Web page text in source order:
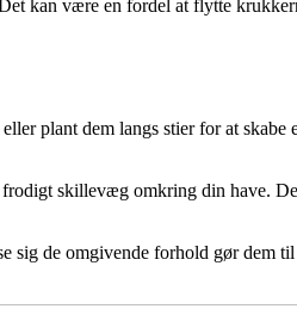
kan være en fordel at flytte
plant dem langs stier for at
frodigt skillevæg omkring din have.
sig de omgivende forhold gør dem